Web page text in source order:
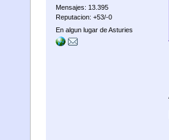
Mensajes: 13.395
Reputacion: +53/-0
En algun lugar de Asturies